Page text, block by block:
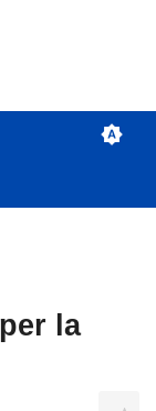
la